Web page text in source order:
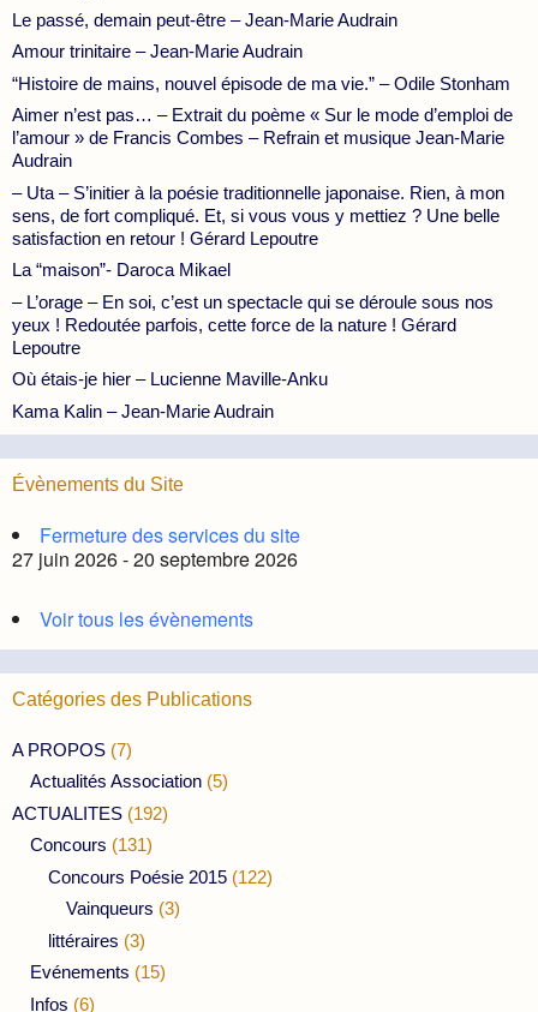
Le passé, demain peut-être – Jean-Marie Audrain
Amour trinitaire – Jean-Marie Audrain
“Histoire de mains, nouvel épisode de ma vie.” – Odile Stonham
Aimer n’est pas… – Extrait du poème « Sur le mode d’emploi de
l’amour » de Francis Combes – Refrain et musique Jean-Marie
Audrain
– Uta – S’initier à la poésie traditionnelle japonaise. Rien, à mon
sens, de fort compliqué. Et, si vous vous y mettiez ? Une belle
satisfaction en retour ! Gérard Lepoutre
La “maison”- Daroca Mikael
– L’orage – En soi, c’est un spectacle qui se déroule sous nos
yeux ! Redoutée parfois, cette force de la nature ! Gérard
Lepoutre
Où étais-je hier – Lucienne Maville-Anku
Kama Kalin – Jean-Marie Audrain
Évènements du Site
Fermeture des services du site
27 juin 2026 - 20 septembre 2026
Voir tous les évènements
Catégories des Publications
A PROPOS (7)
Actualités Association (5)
ACTUALITES (192)
Concours (131)
Concours Poésie 2015 (122)
Vainqueurs (3)
littéraires (3)
Evénements (15)
Infos (6)